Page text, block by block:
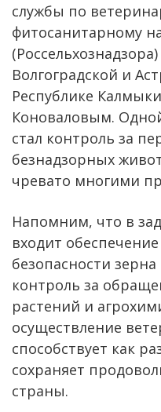
службы по
фитосанитарному
Волгоградской и
Республике
Коноваловым.
стал контроль за
безнадзорных
чревато многими
Напомним, что в
входит
безопасности
контроль за
растений и
осуществление
способствует как
сохраняет
страны.